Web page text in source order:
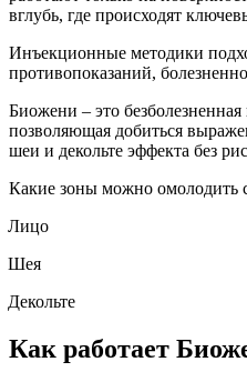
вглубь, где происходят
Инъекционные методики
противопоказаний,
Биожени – это безболезненная
позволяющая добиться
шеи и декольте эффекта без
Какие зоны можно
Лицо
Шея
Декольте
Как работает